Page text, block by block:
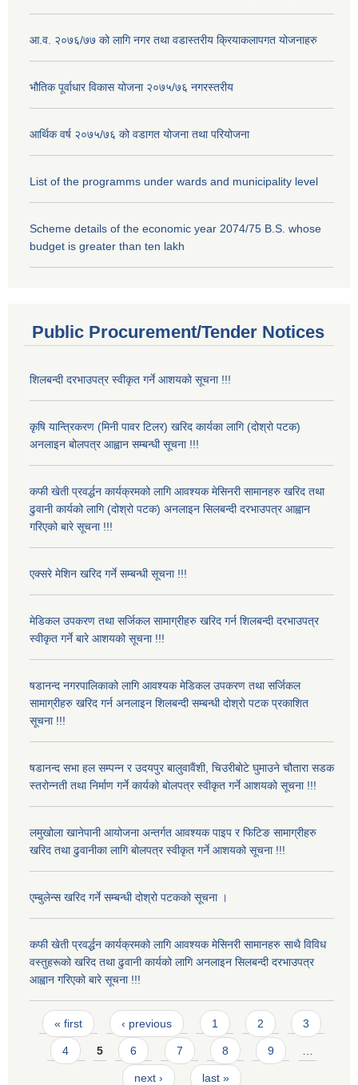
आ.व. २०७६/७७ को लागि नगर तथा वडास्तरीय क्रियाकलापगत योजनाहरु
भौतिक पूर्वाधार विकास योजना २०७५/७६ नगरस्तरीय
आर्थिक वर्ष २०७५/७६ को वडागत योजना तथा परियोजना
List of the programms under wards and municipality level
Scheme details of the economic year 2074/75 B.S. whose
budget is greater than ten lakh
Public Procurement/Tender Notices
शिलबन्दी दरभाउपत्र स्वीकृत गर्ने आशयको सूचना !!!
कृषि यान्त्रिकरण (मिनी पावर टिलर) खरिद कार्यका लागि (दोश्रो पटक)
अनलाइन बोलपत्र आह्वान सम्बन्धी सूचना !!!
कफी खेती प्रवर्द्धन कार्यक्रमको लागि आवश्यक मेसिनरी सामानहरु खरिद तथा
ढुवानी कार्यको लागि (दोश्रो पटक) अनलाइन सिलबन्दी दरभाउपत्र आह्वान
गरिएको बारे सूचना !!!
एक्सरे मेशिन खरिद गर्ने सम्बन्धी सूचना !!!
मेडिकल उपकरण तथा सर्जिकल सामाग्रीहरु खरिद गर्न शिलबन्दी दरभाउपत्र
स्वीकृत गर्ने बारे आशयको सूचना !!!
षडानन्द नगरपालिकाको लागि आवश्यक मेडिकल उपकरण तथा सर्जिकल
सामाग्रीहरु खरिद गर्न अनलाइन शिलबन्दी सम्बन्धी दोश्रो पटक प्रकाशित
सूचना !!!
षडानन्द सभा हल सम्पन्न र उदयपुर बालुवावैंशी, चिउरीबोटे घुमाउने चौतारा सडक
स्तरोन्नती तथा निर्माण गर्ने कार्यको बोलपत्र स्वीकृत गर्ने आशयको सूचना !!!
लमुखोला खानेपानी आयोजना अन्तर्गत आवश्यक पाइप र फिटिङ सामाग्रीहरु
खरिद तथा ढुवानीका लागि बोलपत्र स्वीकृत गर्ने आशयको सूचना !!!
एम्बुलेन्स खरिद गर्ने सम्बन्धी दोश्रो पटकको सूचना ।
कफी खेती प्रवर्द्धन कार्यक्रमको लागि आवश्यक मेसिनरी सामानहरु साथै विविध
वस्तुहरूको खरिद तथा ढुवानी कार्यको लागि अनलाइन सिलबन्दी दरभाउपत्र
आह्वान गरिएको बारे सूचना !!!
Pages
« first ‹ previous 1 2 3
4 5 6 7 8 9
next › last »